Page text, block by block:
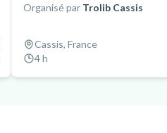
Organisé par Trolib Cassis
Cassis, France
4 h